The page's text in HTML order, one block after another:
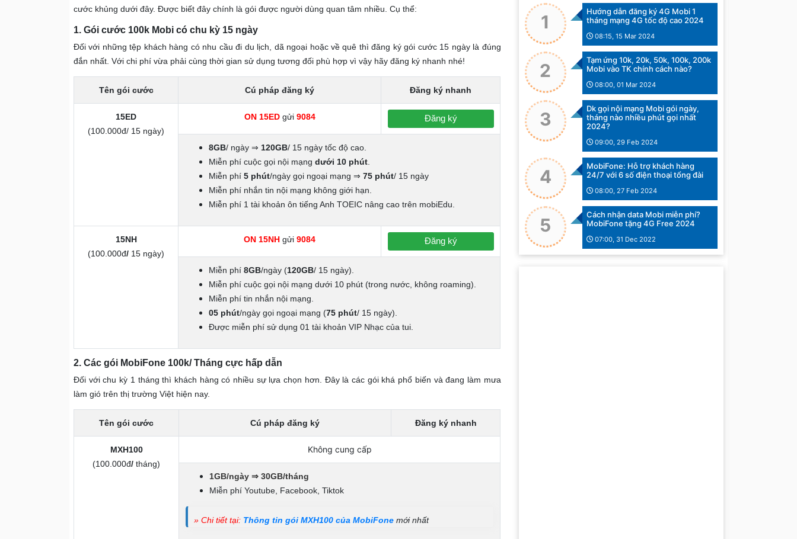
cước khủng dưới đây. Được biết đây chính là gói được người dùng quan tâm nhiều. Cụ thể:
1. Gói cước 100k Mobi có chu kỳ 15 ngày
Đối với những tệp khách hàng có nhu cầu đi du lịch, dã ngoại hoặc về quê thì đăng ký gói cước 15 ngày là đúng
đắn nhất. Với chi phí vừa phải cùng thời gian sử dụng tương đối phù hợp vì vậy hãy đăng ký nhanh nhé!
Tên gói cước Cú pháp đăng ký Đăng ký nhanh
15ED
(100.000đ/ 15 ngày)
ON 15ED gửi 9084 Đăng ký
8GB/ ngày ⇒ 120GB/ 15 ngày tốc độ cao.
Miễn phí cuộc gọi nội mạng dưới 10 phút.
Miễn phí 5 phút/ngày gọi ngoại mạng ⇒ 75 phút/ 15 ngày
Miễn phí nhắn tin nội mạng không giới hạn.
Miễn phí 1 tài khoản ôn tiếng Anh TOEIC nâng cao trên mobiEdu.
15NH
(100.000đ/ 15 ngày)
ON 15NH gửi 9084 Đăng ký
Miễn phí 8GB/ngày (120GB/ 15 ngày).
Miễn phí cuộc gọi nội mạng dưới 10 phút (trong nước, không roaming).
Miễn phí tin nhắn nội mạng.
05 phút/ngày gọi ngoại mạng (75 phút/ 15 ngày).
Được miễn phí sử dụng 01 tài khoản VIP Nhạc của tui.
2. Các gói MobiFone 100k/ Tháng cực hấp dẫn
Đối với chu kỳ 1 tháng thì khách hàng có nhiều sự lựa chọn hơn. Đây là các gói khá phổ biến và đang làm mưa
làm gió trên thị trường Việt hiện nay.
Tên gói cước Cú pháp đăng ký Đăng ký nhanh
MXH100
(100.000đ/ tháng)
Không cung cấp
1GB/ngày ⇒ 30GB/tháng
Miễn phí Youtube, Facebook, Tiktok
» Chi tiết tại: Thông tin gói MXH100 của MobiFonemới nhất
1
Hướng dẫn đăng ký 4G Mobi 1
tháng mạng 4G tốc độ cao 2024
08:15, 15 Mar 2024
2
Tạm ứng 10k, 20k, 50k, 100k, 200k
Mobi vào TK chính cách nào?
08:00, 01 Mar 2024
3
Dk gọi nội mạng Mobi gói ngày,
tháng nào nhiều phút gọi nhất
2024?
09:00, 29 Feb 2024
4
MobiFone: Hỗ trợ khách hàng
24/7 với 6 số điện thoại tổng đài
08:00, 27 Feb 2024
5
Cách nhận data Mobi miễn phí?
MobiFone tặng 4G Free 2024
07:00, 31 Dec 2022